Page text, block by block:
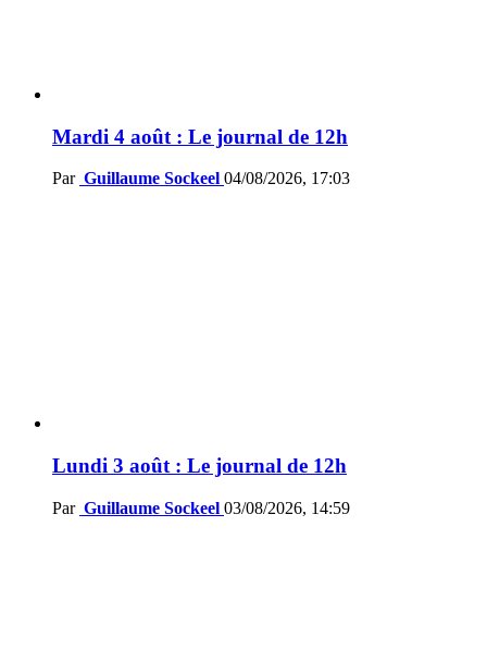
Mardi 4 août : Le journal de 12h
Par Guillaume Sockeel 04/08/2026, 17:03
Lundi 3 août : Le journal de 12h
Par Guillaume Sockeel 03/08/2026, 14:59